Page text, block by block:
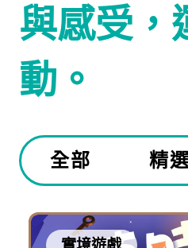
與感受，
動。
全部 精